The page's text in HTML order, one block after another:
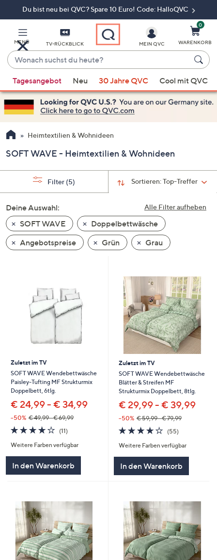
Du bist neu bei QVC? Spare 10 Euro! Code: HalloQVC
MENÜ TV-RÜCKBLICK
Wonach
suchst
du
heute?
Vorschläge
verfügbar
sind,
verwenden
Sie
Pfeiltasten
nach
und
nach
unten
oder
wischen
Sie
rechts,
anzuzeigen.
MEIN QVC
0
WARENKORB
Tagesangebot Neu 30 Jahre QVC Cool mit QVC
Heimtextilien & Wohnideen
SOFT WAVE - Heimtextilien & Wohnideen
Sortieren:Top-Treffer
Filter (5)
Alle Filter aufheben
Deine Auswahl:
SOFT WAVE
Doppelbettwäsche
Angebotspreise
Grün Grau
Zuletzt im TV
SOFT WAVE Wendebettwäsche
Paisley-Tufting MF Strukturmix
Doppelbett, 6tlg.
€ 24,99 - € 34,99
--50% € 49,99 - € 69,99
4.2
von
5
(11)11
Weitere Farben verfügbar
In den Warenkorb
Zuletzt im TV
SOFT WAVE Wendebettwäsche
Blätter & Streifen MF
Strukturmix Doppelbett, 8tlg.
€ 29,99 - € 39,99
--50% € 59,99 - € 79,99
4.1
von
5
(55)55
Weitere Farben verfügbar
In den Warenkorb